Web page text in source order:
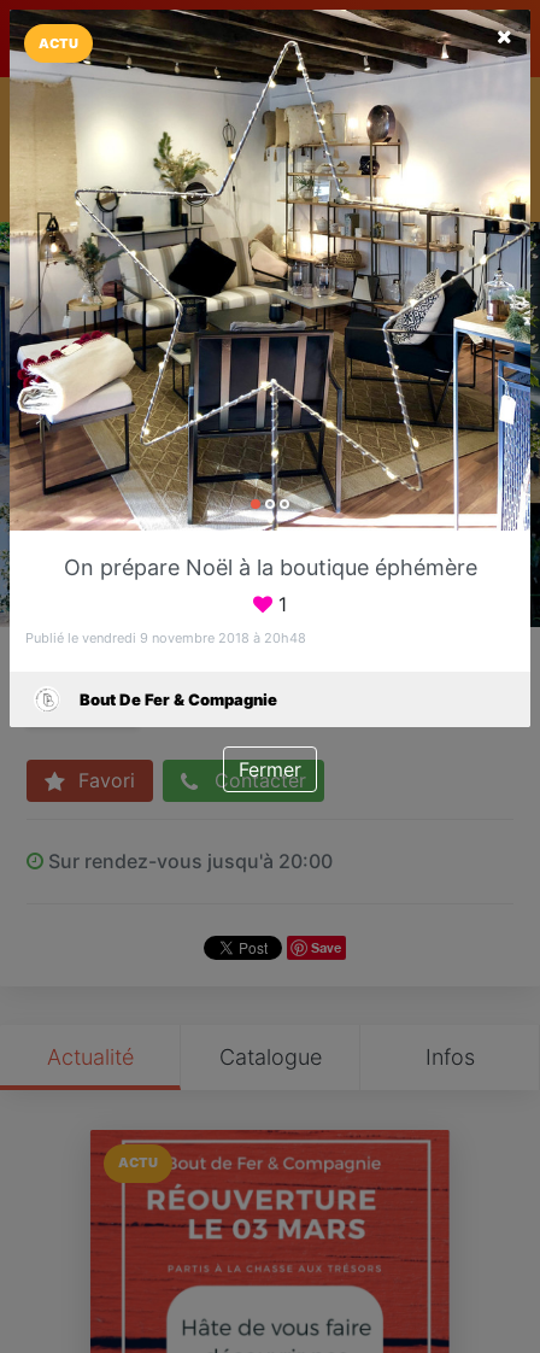
LaCarte LaCarte sur
Play Store
Installez l'App LaCarte
Téléchargez gratuitement l'app LaCarte pour suivre vos
commerces favoris et ne rien rater !
Télécharger Plus tard
Bout De Fer & Compagnie
Sucy-en-Brie
Favori Contacter
Sur rendez-vous jusqu'à 20:00
Save
Actualité Catalogue Infos
ACTU
ACTU
On prépare Noël à la boutique éphémère
1
Publié le vendredi 9 novembre 2018 à 20h48
Bout De Fer & Compagnie
Fermer